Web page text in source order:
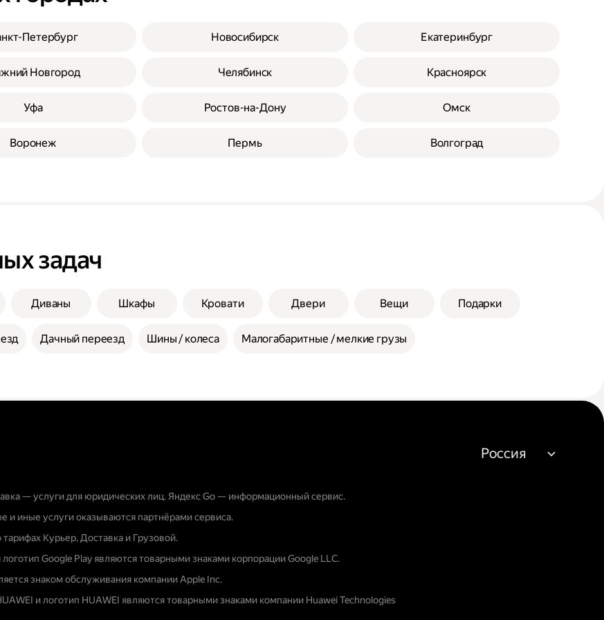
Петербург Новосибирск Екатеринбург
Новгород Челябинск Красноярск
Уфа Ростов-на-Дону Омск
Воронеж Пермь Волгоград
задач
Диваны Шкафы Кровати Двери Вещи Подарки
Дачный переезд Шины / колеса Малогабаритные / мелкие грузы
— услуги для юридических лиц. Яндекс Go — информационный сервис.
и иные услуги оказываются партнёрами сервиса.
Курьер, Доставка и Грузовой.
логотип Google Play являются товарными знаками корпорации Google LLC.
знаком обслуживания компании Apple Inc.
и логотип HUAWEI являются товарными знаками компании Huawei Technologies
Россия